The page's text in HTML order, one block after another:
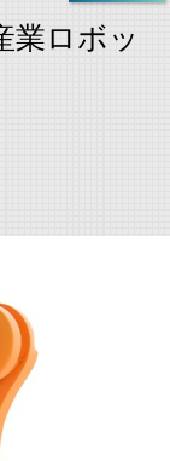
業ロボッ